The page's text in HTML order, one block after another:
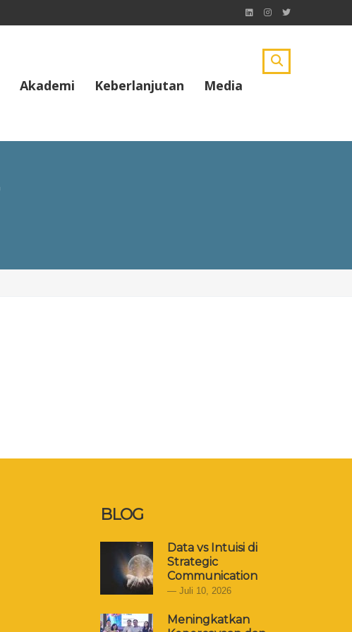
Akademi Keberlanjutan
Media
BLOG
Data vs Intuisi di
Strategic
Communication
Juli 10, 2026
Meningkatkan